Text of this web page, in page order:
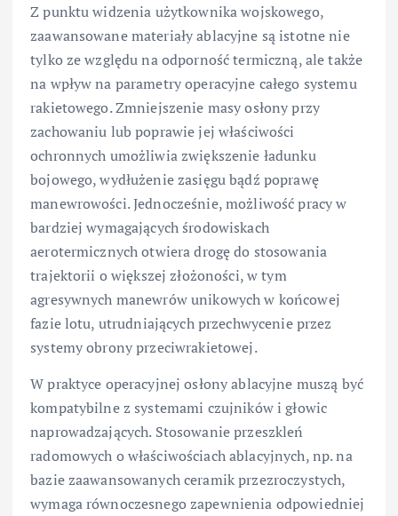
Z punktu widzenia użytkownika wojskowego,
zaawansowane materiały ablacyjne są istotne nie
tylko ze względu na odporność termiczną, ale także
na wpływ na parametry operacyjne całego systemu
rakietowego. Zmniejszenie masy osłony przy
zachowaniu lub poprawie jej właściwości
ochronnych umożliwia zwiększenie ładunku
bojowego, wydłużenie zasięgu bądź poprawę
manewrowości. Jednocześnie, możliwość pracy w
bardziej wymagających środowiskach
aerotermicznych otwiera drogę do stosowania
trajektorii o większej złożoności, w tym
agresywnych manewrów unikowych w końcowej
fazie lotu, utrudniających przechwycenie przez
systemy obrony przeciwrakietowej.
W praktyce operacyjnej osłony ablacyjne muszą być
kompatybilne z systemami czujników i głowic
naprowadzających. Stosowanie przeszkleń
radomowych o właściwościach ablacyjnych, np. na
bazie zaawansowanych ceramik przezroczystych,
wymaga równoczesnego zapewnienia odpowiedniej